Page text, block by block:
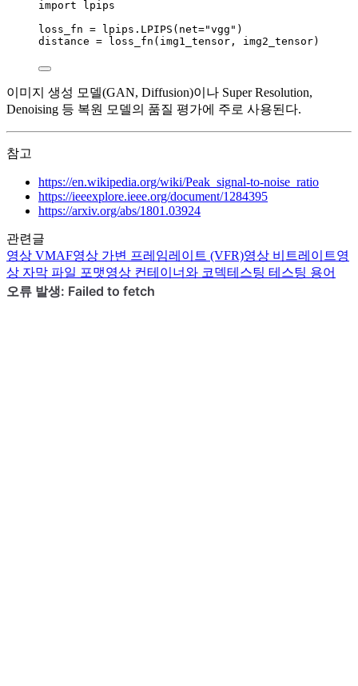
import lpips
loss_fn = lpips. LPIPS ( net="vgg " )
distance = loss_fn ( img1_tensor , img2_tensor)
이미지 생성 모델(GAN, Diffusion)이나 Super Resolution,
Denoising 등 복원 모델의 품질 평가에 주로 사용된다.
참고
https://en.wikipedia.org/wiki/Peak_signal-to-noise_ratio
https://ieeexplore.ieee.org/document/1284395
https://arxiv.org/abs/1801.03924
관련글
영상 VMAF영상 가변 프레임레이트 (VFR)영상 비트레이트영
상 자막 파일 포맷영상 컨테이너와 코덱테스팅 테스팅 용어